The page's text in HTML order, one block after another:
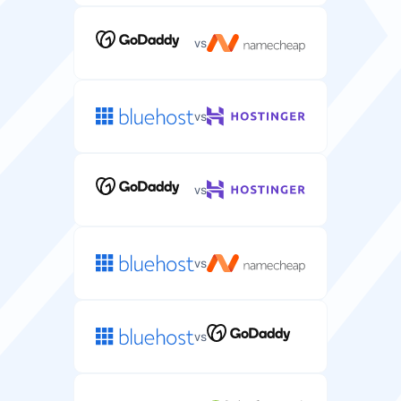
Linux
Serverio operacinė sistema (Linux/Windows) jūsų
Linux
Unikalus IP adresas, priskirtas jūsų serveriui, gerinantis
saugumą ir valdymą.
Dienos, per kurias galite išbandyti serverio talpinimą ir
gauti visą pinigų grąžinimą.
90 dienų
vs
vs
vs
vs
vs